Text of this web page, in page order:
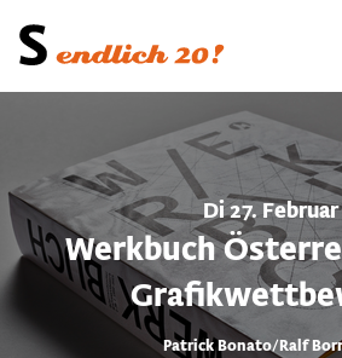
Presse
Di 27. Februar
Werkbuch
Patrick Bonato/Ralf